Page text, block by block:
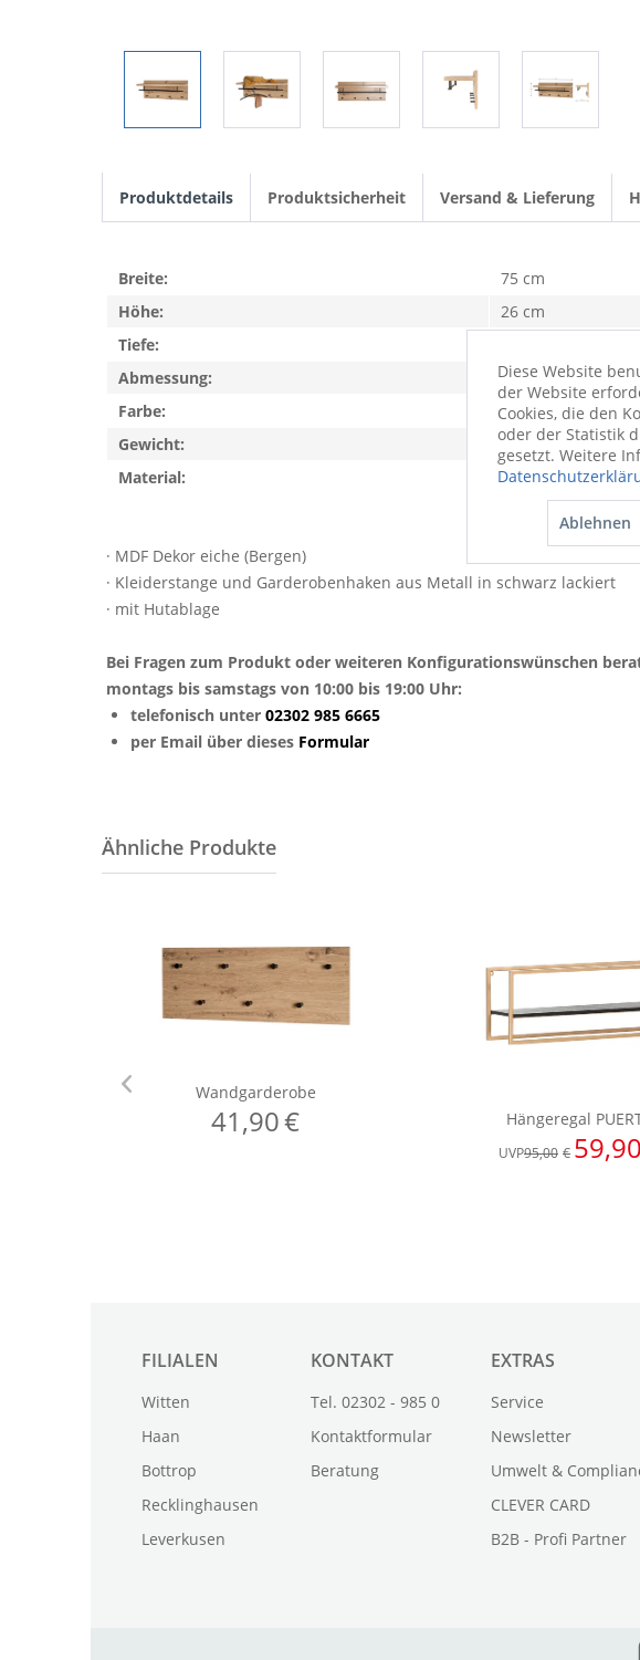
Produktdetails Produktsicherheit Versand & Lieferung
· MDF Dekor eiche (Bergen)
· Kleiderstange und Garderobenhaken aus Metall in schwarz lackiert
· mit Hutablage
Bei Fragen zum Produkt oder weiteren Konfigurationswünschen
montags bis samstags von 10:00 bis 19:00 Uhr:
telefonisch unter 02302 985 6665
per Email über dieses Formular
Breite:
75 cm
Höhe:
26 cm
Tiefe:
Abmessung:
BHT 75x26x30 cm
Farbe:
mehrfarbig
Gewicht:
6,1 kg
Material:
Materialmix
FILIALEN
Witten
Haan
Bottrop
Recklinghausen
Leverkusen
KONTAKT
Tel. 02302 - 985 0
Kontaktformular
Beratung
EXTRAS
Service
Newsletter
Umwelt &
CLEVER CARD
B2B - Profi Partner
Diese Website
der Website
Cookies, die den
oder der Statistik
gesetzt. Weitere
Ablehnen